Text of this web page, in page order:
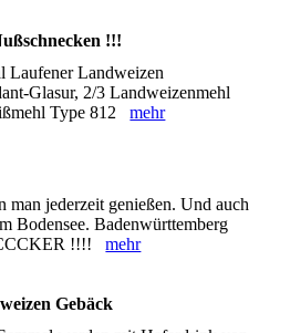
!!!
Laufener Landweizen
Glasur, 2/3 Landweizenmehl
Type 812mehr
man jederzeit genießen. Und auch
Bodensee. Badenwürttemberg
!!!!mehr
Gebäck